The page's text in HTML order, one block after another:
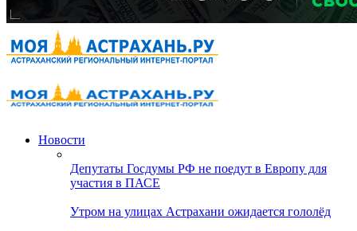
Новости
Депутаты Госдумы РФ не поедут в Европу для
участия в ПАСЕ
Утром на улицах Астрахани ожидается гололёд